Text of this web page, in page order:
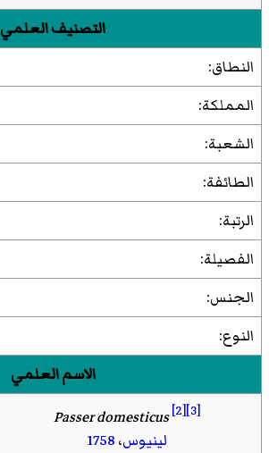
التصنيف العلمي
النطاق:
المملكة:
الشعبة:
الطائفة:
الرتبة:
الفصيلة:
الجنس:
النوع:
الاسم العلمي
Passer domesticus[2][3]
لينيوس،1758